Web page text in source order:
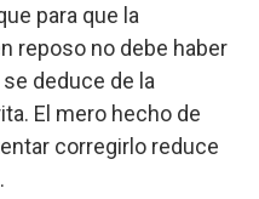
para que la
reposo no debe haber
deduce de la
El mero hecho de
corregirlo reduce
.